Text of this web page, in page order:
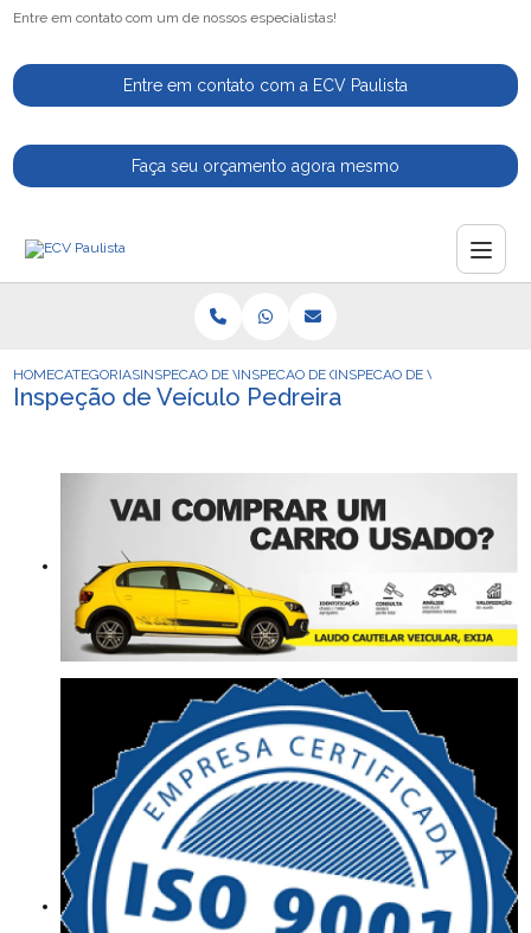
Entre em contato com um de nossos especialistas!
Entre em contato com a ECV Paulista
Faça seu orçamento agora mesmo
HOMECATEGORIASINSPECAO DE VEICULOSINSPECAO DE CARROSINSPECAO DE VEICULO
Inspeção de Veículo Pedreira